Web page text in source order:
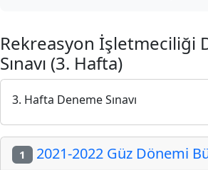
Rekreasyon İşletmeciliği
Sınavı (3. Hafta)
3. Hafta Deneme Sınavı
1 2021-2022 Güz Dönemi